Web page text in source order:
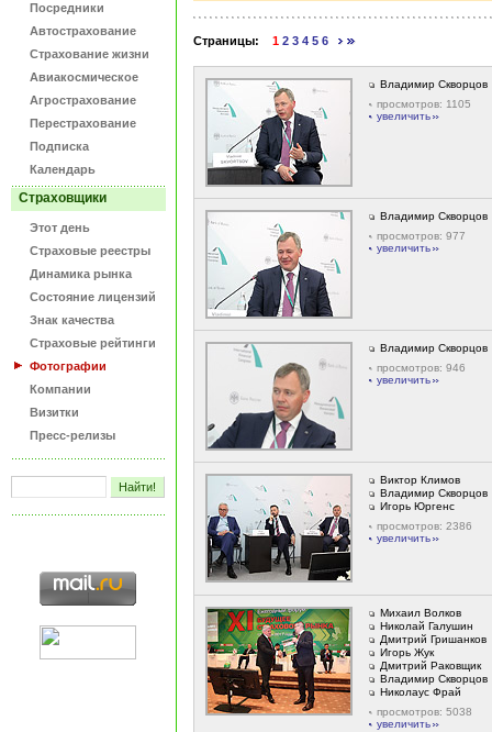
Посредники
Автострахование
Страхование жизни
Авиакосмическое
Агрострахование
Перестрахование
Подписка
Календарь
Страховщики
Этот день
Страховые реестры
Динамика рынка
Состояние лицензий
Знак качества
Страховые рейтинги
Фотографии
Компании
Визитки
Пресс-релизы
Страницы: 1 2 3 4 5 6
Владимир Скворцов
просмотров: 1105
увеличить
Владимир Скворцов
просмотров: 977
увеличить
Владимир Скворцов
просмотров: 946
увеличить
Виктор Климов
Владимир Скворцов
Игорь Юргенс
просмотров: 2386
увеличить
Михаил Волков
Николай Галушин
Дмитрий Гришанков
Игорь Жук
Дмитрий Раковщик
Владимир Скворцов
Николаус Фрай
просмотров: 5038
увеличить